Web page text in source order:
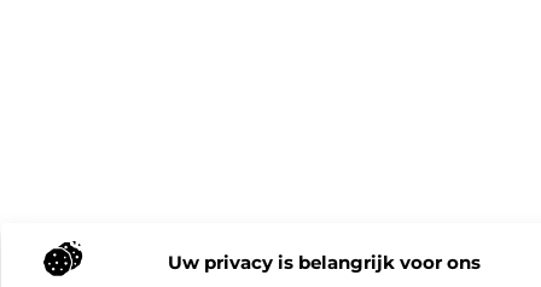
Uw privacy is belangrijk voor ons